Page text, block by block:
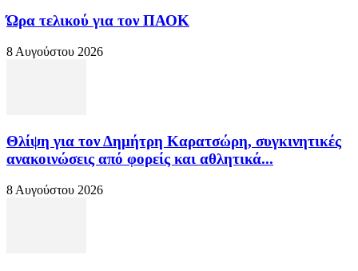
Ώρα τελικού για τον ΠΑΟΚ
8 Αυγούστου 2026
Θλίψη για τον Δημήτρη Καρατσώρη, συγκινητικές
ανακοινώσεις από φορείς και αθλητικά...
8 Αυγούστου 2026